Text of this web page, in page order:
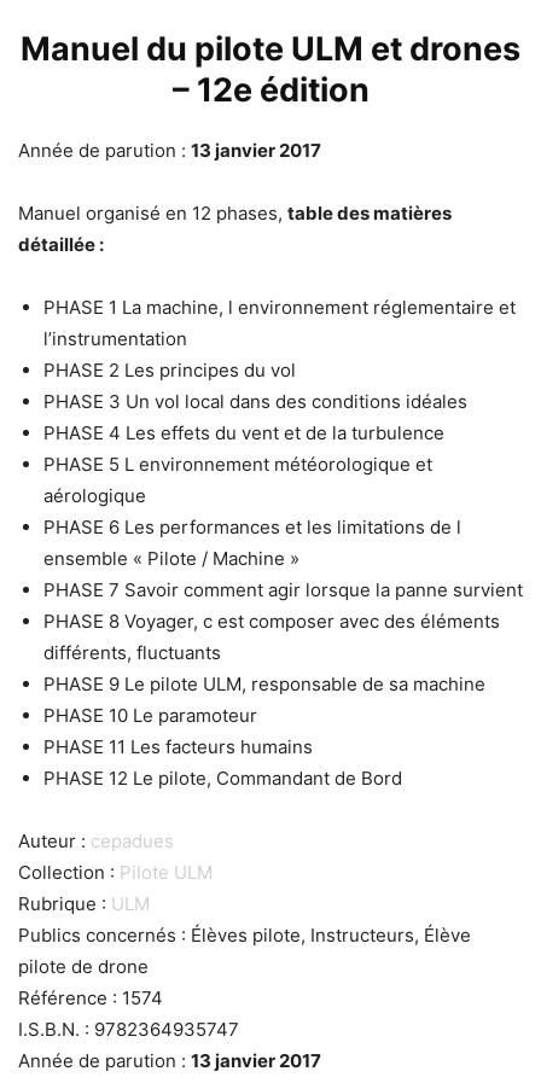
Manuel du pilote ULM et drones
– 12e édition
Année de parution : 13 janvier 2017
Manuel organisé en 12 phases, table des matières
détaillée :
PHASE 1 La machine, l environnement réglementaire et
l’instrumentation
PHASE 2 Les principes du vol
PHASE 3 Un vol local dans des conditions idéales
PHASE 4 Les effets du vent et de la turbulence
PHASE 5 L environnement météorologique et
aérologique
PHASE 6 Les performances et les limitations de l
ensemble « Pilote / Machine »
PHASE 7 Savoir comment agir lorsque la panne survient
PHASE 8 Voyager, c est composer avec des éléments
différents, fluctuants
PHASE 9 Le pilote ULM, responsable de sa machine
PHASE 10 Le paramoteur
PHASE 11 Les facteurs humains
PHASE 12 Le pilote, Commandant de Bord
Auteur : cepadues
Collection : Pilote ULM
Rubrique : ULM
Publics concernés : Élèves pilote, Instructeurs, Élève
pilote de drone
Référence : 1574
I.S.B.N. : 9782364935747
Année de parution : 13 janvier 2017